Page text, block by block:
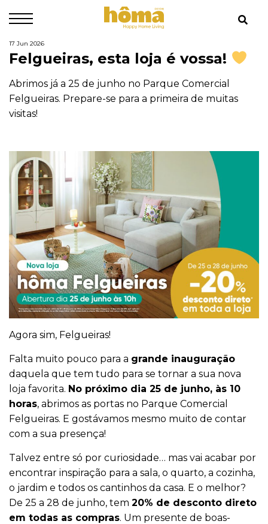
17 Jun 2026
Felgueiras, esta loja é vossa!
Abrimos já a 25 de junho no Parque Comercial
Felgueiras. Prepare-se para a primeira de muitas
visitas!
Agora sim, Felgueiras!
Falta muito pouco para a grande inauguração
daquela que tem tudo para se tornar a sua nova
loja favorita. No próximo dia 25 de junho, às 10
horas, abrimos as portas no Parque Comercial
Felgueiras. E gostávamos mesmo muito de contar
com a sua presença!
Talvez entre só por curiosidade… mas vai acabar por
encontrar inspiração para a sala, o quarto, a cozinha,
o jardim e todos os cantinhos da casa. E o melhor?
De 25 a 28 de junho, tem 20% de desconto direto
em todas as compras. Um presente de boas-